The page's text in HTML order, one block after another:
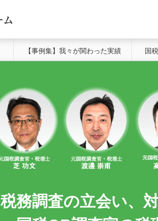
【事例集】我々が関わった実績 国
税務調査の立会い、